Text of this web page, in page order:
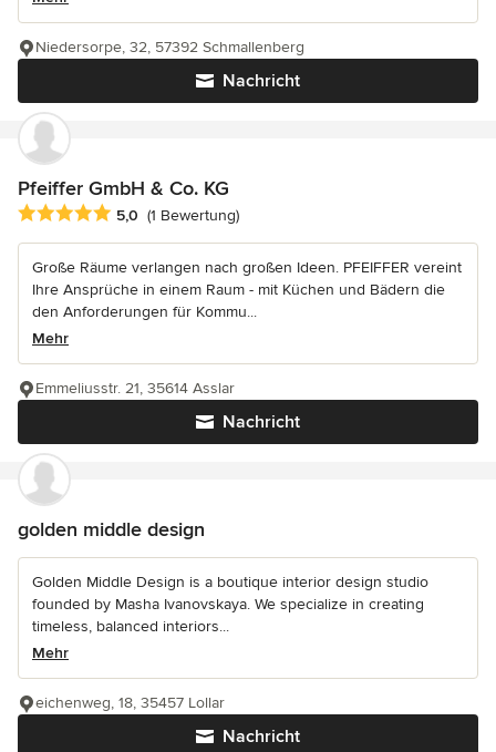
Nachricht
Niedersorpe, 32, 57392 Schmallenberg
Pfeiffer GmbH & Co. KG
Durchschnittliche Bewertung: 5 von 5 Sternen
5,0 (1 Bewertung)
Große Räume verlangen nach großen Ideen. PFEIFFER vereint
Ihre Ansprüche in einem Raum - mit Küchen und Bädern die
den Anforderungen für Kommu...
Mehr
Nachricht
Emmeliusstr. 21, 35614 Asslar
golden middle design
Golden Middle Design is a boutique interior design studio
founded by Masha Ivanovskaya. We specialize in creating
timeless, balanced interiors...
Mehr
Nachricht
eichenweg, 18, 35457 Lollar